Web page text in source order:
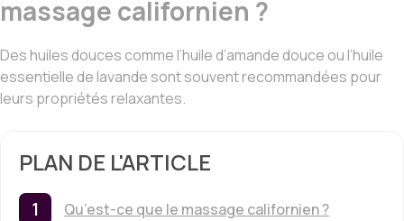
massage californien ?
Des huiles douces comme l’huile d’amande douce ou l’huile
essentielle de lavande sont souvent recommandées pour
leurs propriétés relaxantes.
PLAN DE L'ARTICLE
Qu’est-ce que le massage californien ?